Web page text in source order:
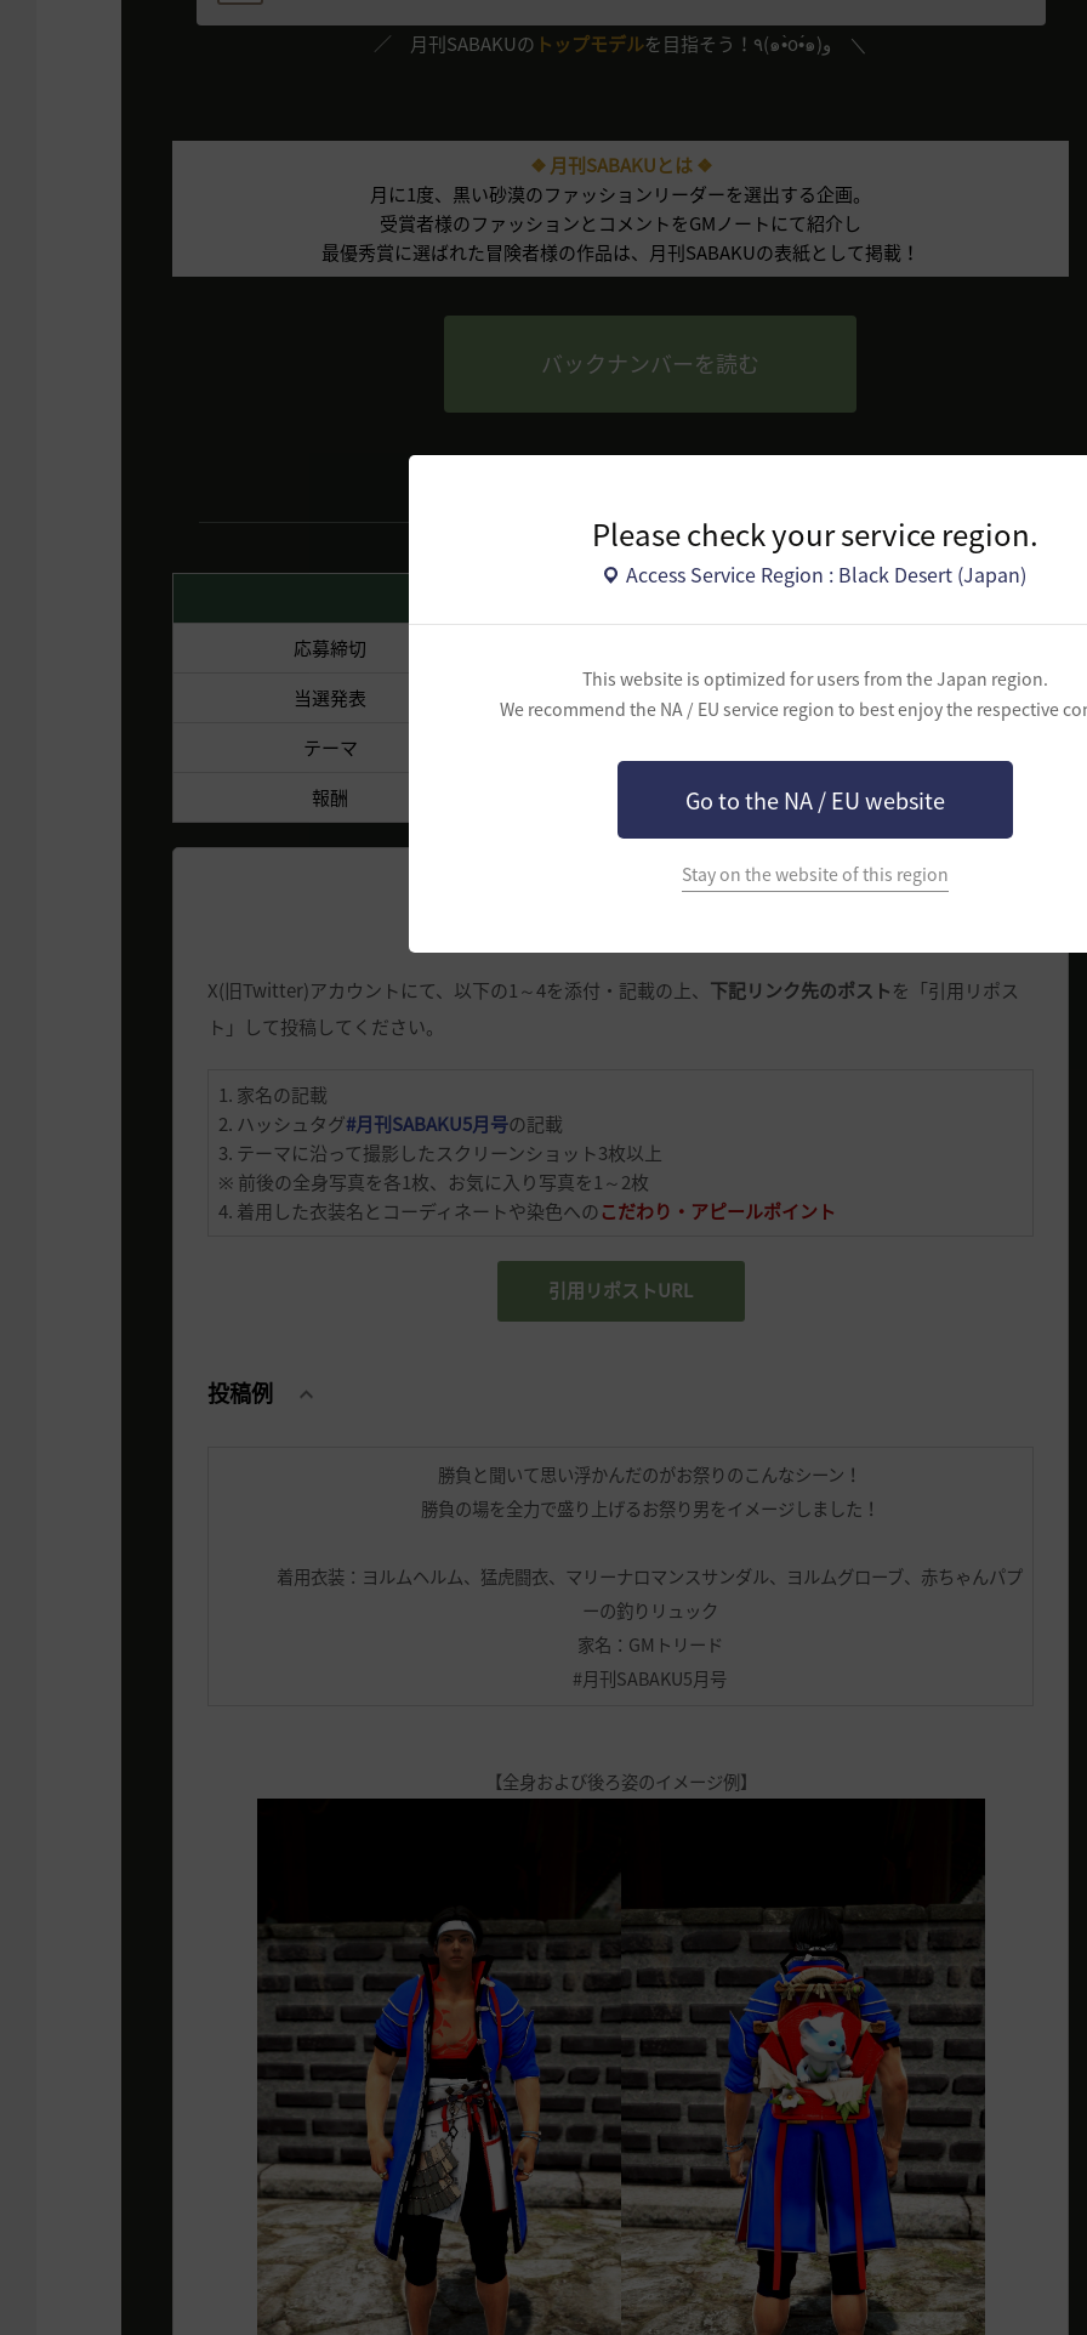
Please check your service region.
Access Service Region : Black Desert (Japan)
This website is optimized for users from the Japan region.
We recommend the NA / EU service region to best enjoy the respective
Go to the NA / EU website
Stay on the website of this region
／ 月刊SABAKUの トップモデル を目指そう！٩(๑•̀o•́๑)و ＼
❖ 月刊SABAKUとは ❖
月に1度、黒い砂漠のファッションリーダーを選出する企画。
受賞者様のファッションとコメントをGMノートにて紹介し
最優秀賞に選ばれた冒険者様の作品は、月刊SABAKUの表紙として掲載！
バックナンバーを読む
応募締切
当選発表
5月中にGMノートを通じて発表
テーマ
報酬
ページ下部をご参照ください
X(旧Twitter)アカウントにて、以下の1～4を添付・記載の上、 下記リンク先のポストを「引用リポス
ト」して投稿してください。
1. 家名の記載
2. ハッシュタグ#月刊SABAKU5月号の記載
3. テーマに沿って撮影したスクリーンショット3枚以上
※ 前後の全身写真を各1枚、お気に入り写真を1～2枚
4. 着用した衣装名とコーディネートや染色へのこだわり・アピールポイント
引用リポストURL
投稿例
勝負と聞いて思い浮かんだのがお祭りのこんなシーン！
勝負の場を全力で盛り上げるお祭り男をイメージしました！
着用衣装：ヨルムヘルム、猛虎闘衣、マリーナロマンスサンダル、ヨルムグローブ、赤ちゃんパプ
ーの釣りリュック
家名：GMトリード
#月刊SABAKU5月号
【全身および後ろ姿のイメージ例】